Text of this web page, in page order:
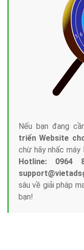
Nếu bạn đang
triển Website
chừ hãy nhấc
Hotline: 0964
sâu về giải pháp
bạn!